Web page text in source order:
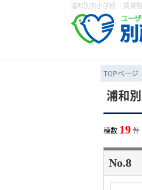
浦和別所小学校 ｜賃貸
条件か
保存し
賃貸管
オーナ
売買物
不動産
媒介契
よくあ
入居者
会社概
個人情
TOPページ
浦和
棟数 19件
No.8